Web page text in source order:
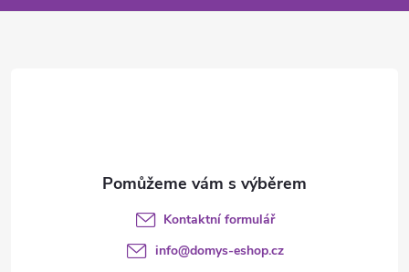
Kontaktní formulář
info@domys-eshop.cz